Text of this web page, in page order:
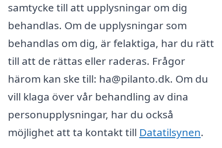
samtycke till att upplysningar om dig
behandlas. Om de upplysningar som
behandlas om dig, är felaktiga, har du rätt
till att de rättas eller raderas. Frågor
härom kan ske till: ha@pilanto.dk. Om du
vill klaga över vår behandling av dina
personupplysningar, har du också
möjlighet att ta kontakt till Datatilsynen.